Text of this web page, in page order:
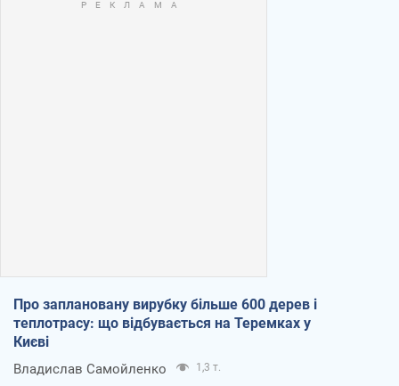
Про заплановану вирубку більше 600 дерев і
теплотрасу: що відбувається на Теремках у
Києві
Владислав Самойленко 1,3 т.